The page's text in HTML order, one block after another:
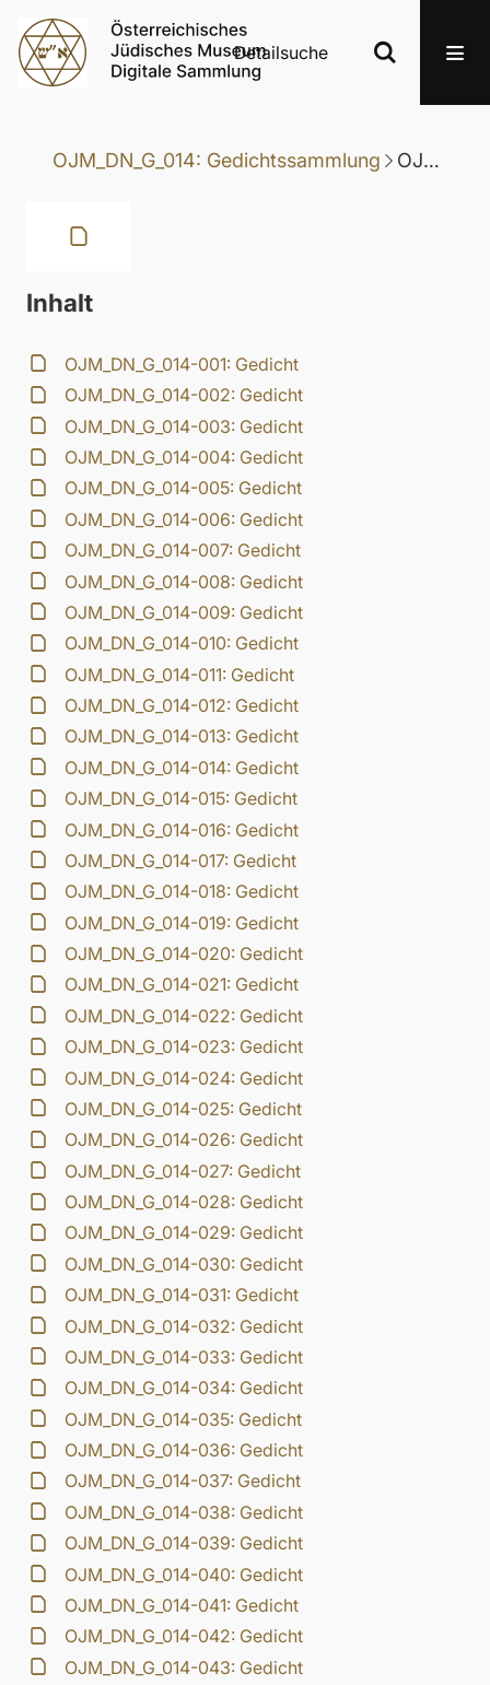
Detailsuche
OJM_DN_G_014: Gedichtssammlung OJM_DN_G_014-075: Gedicht
Inhalt
OJM_DN_G_014-001: Gedicht
OJM_DN_G_014-002: Gedicht
OJM_DN_G_014-003: Gedicht
OJM_DN_G_014-004: Gedicht
OJM_DN_G_014-005: Gedicht
OJM_DN_G_014-006: Gedicht
OJM_DN_G_014-007: Gedicht
OJM_DN_G_014-008: Gedicht
OJM_DN_G_014-009: Gedicht
OJM_DN_G_014-010: Gedicht
OJM_DN_G_014-011: Gedicht
OJM_DN_G_014-012: Gedicht
OJM_DN_G_014-013: Gedicht
OJM_DN_G_014-014: Gedicht
OJM_DN_G_014-015: Gedicht
OJM_DN_G_014-016: Gedicht
OJM_DN_G_014-017: Gedicht
OJM_DN_G_014-018: Gedicht
OJM_DN_G_014-019: Gedicht
OJM_DN_G_014-020: Gedicht
OJM_DN_G_014-021: Gedicht
OJM_DN_G_014-022: Gedicht
OJM_DN_G_014-023: Gedicht
OJM_DN_G_014-024: Gedicht
OJM_DN_G_014-025: Gedicht
OJM_DN_G_014-026: Gedicht
OJM_DN_G_014-027: Gedicht
OJM_DN_G_014-028: Gedicht
OJM_DN_G_014-029: Gedicht
OJM_DN_G_014-030: Gedicht
OJM_DN_G_014-031: Gedicht
OJM_DN_G_014-032: Gedicht
OJM_DN_G_014-033: Gedicht
OJM_DN_G_014-034: Gedicht
OJM_DN_G_014-035: Gedicht
OJM_DN_G_014-036: Gedicht
OJM_DN_G_014-037: Gedicht
OJM_DN_G_014-038: Gedicht
OJM_DN_G_014-039: Gedicht
OJM_DN_G_014-040: Gedicht
OJM_DN_G_014-041: Gedicht
OJM_DN_G_014-042: Gedicht
OJM_DN_G_014-043: Gedicht